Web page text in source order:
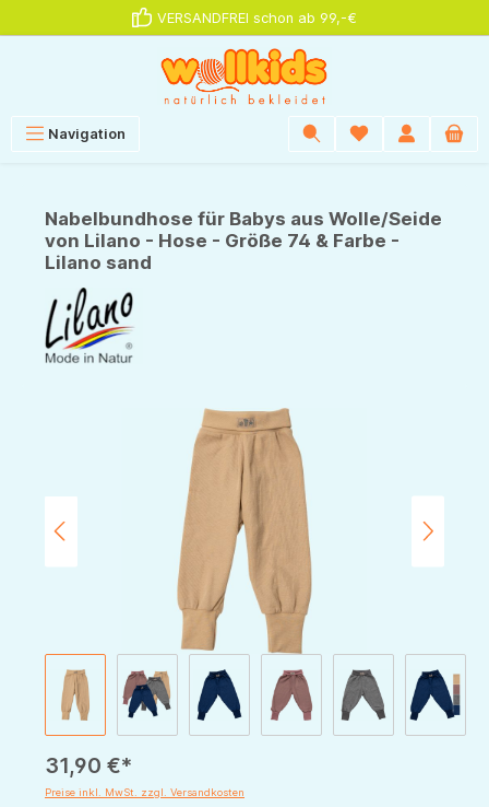
VERSANDFREI schon ab 99,-€
Navigation
Nabelbundhose für Babys aus Wolle/Seide
von Lilano - Hose - Größe 74 & Farbe -
Lilano sand
Bildergalerie überspringen
31,90 €*
Preise inkl. MwSt. zzgl. Versandkosten